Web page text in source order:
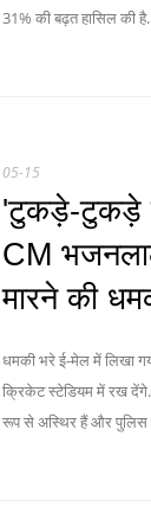
31% की बढ़त हासिल की है.
05-15
'टुकड़े-टुकड़े
CM
मारने की
धमकी भरे ई-मेल में लिखा
क्रिकेट स्टेडियम में रख
रूप से अस्थिर हैं और पुलिस